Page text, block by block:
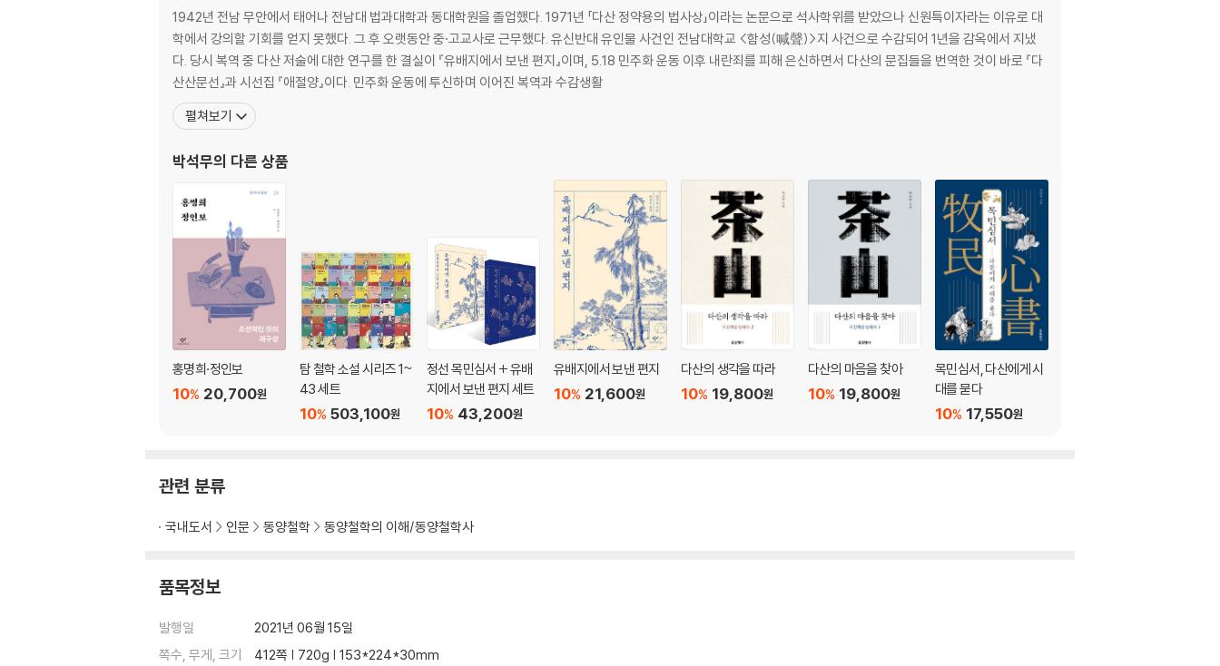
시대를 바꾼 고민의 힘, 『목민심서』
다산의 공직윤리와 목민관상
다산의 법률관: 부패방지를 위한 법제개혁
다산의 흠휼정신과 법의식
실학자 다산의 농업대책
찾아보기
1942년 전남 무안에서 태어나 전남대 법과대학과 동대학원을 졸업했다. 1971년 「다산 정약용의 법사상」이라는 논문으로 석사학위를 받았으나 신원특이자라는 이유로 대
학에서 강의할 기회를 얻지 못했다. 그 후 오랫동안 중·고교사로 근무했다. 유신반대 유인물 사건인 전남대학교 <함성(喊聲)>지 사건으로 수감되어 1년을 감옥에서 지냈
다. 당시 복역 중 다산 저술에 대한 연구를 한 결실이 『유배지에서 보낸 편지』이며, 5.18 민주화 운동 이후 내란죄를 피해 은신하면서 다산의 문집들을 번역한 것이 바로 『다
산산문선』과 시선집 『애절양』이다. 민주화 운동에 투신하며 이어진 복역과 수감생활
펼쳐보기
박석무의 다른 상품
홍명희·정인보
20,700원
10%
탐 철학 소설 시리즈 1~
43 세트
503,100원
10%
정선 목민심서 + 유배
지에서 보낸 편지 세트
43,200원
10%
유배지에서 보낸 편지
21,600원
10%
다산의 생각을 따라
19,800원
10%
다산의 마음을 찾아
19,800원
10%
목민심서, 다산에게 시
대를 묻다
17,550원
10%
관련 분류
국내도서 인문 동양철학 동양철학의 이해/동양철학사
품목정보
발행일
2021년 06월 15일
쪽수, 무게, 크기
412쪽 | 720g | 153*224*30mm